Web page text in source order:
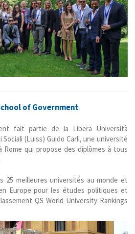
of Government
fait partie de la Libera Università
(Luiss) Guido Carli, une université
Rome qui propose des diplômes à tous
25 meilleures universités au monde et
Europe pour les études politiques et
QS World University Rankings